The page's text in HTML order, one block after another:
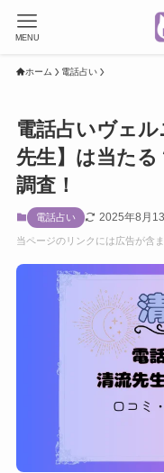
MENU
ホーム 電話占い
電話占いヴェル
先生】は当た
調査！
電話占い 2025年8月
当ページのリンクには広告が含ま